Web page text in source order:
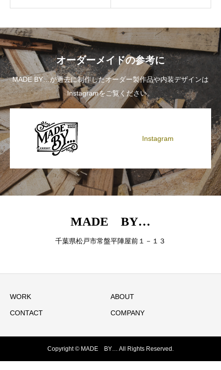
オーダーメイドの参考に
MADE BY…が過去に制作したオーダー製作品や内装デザインは
Instagramをご覧ください。
Instagram
MADE BY…
千葉県松戸市常盤平陣屋前１－１３
WORK ABOUT
CONTACT COMPANY
Copyright © MADE BY… All Rights Reserved.